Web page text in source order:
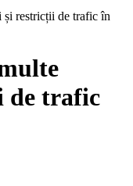
restricții de trafic în
de trafic